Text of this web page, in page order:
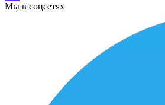
Мы в соцсетях